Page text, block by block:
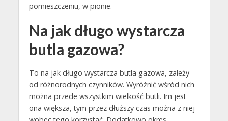
pomieszczeniu, w pionie.
Na jak długo wystarcza
butla gazowa?
To na jak długo wystarcza butla gazowa, zależy
od różnorodnych czynników. Wyróżnić wśród nich
można przede wszystkim wielkość butli. Im jest
ona większa, tym przez dłuższy czas można z niej